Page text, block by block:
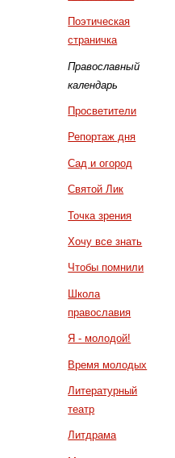
Поэтическая
страничка
Православный
календарь
Просветители
Репортаж дня
Сад и огород
Святой Лик
Точка зрения
Хочу все знать
Чтобы помнили
Школа
православия
Я - молодой!
Время молодых
Литературный
театр
Литдрама